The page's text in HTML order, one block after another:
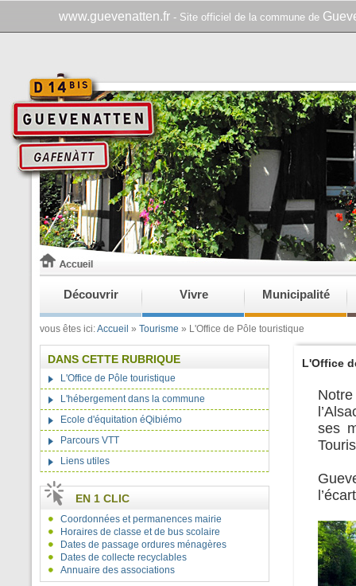
www.guevenatten.fr - Site officiel de la commune de
Découvrir Vivre Municipalité
vous êtes ici:Accueil » Tourisme » L'Office de Pôle touristique
DANS CETTE RUBRIQUE
L'Office de Pôle touristique
L'hébergement dans la commune
Ecole d'équitation éQibiémo
Parcours VTT
Liens utiles
EN 1 CLIC
Coordonnées et permanences mairie
Horaires de classe et de bus scolaire
Dates de passage ordures ménagères
Dates de collecte recyclables
Annuaire des associations
L'Office
ses